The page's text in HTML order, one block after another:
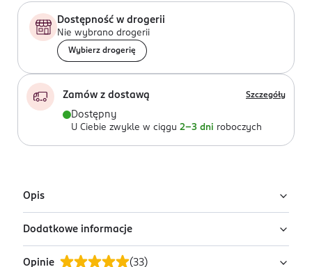
Dostępność w drogerii
Nie wybrano drogerii
Wybierz drogerię
Zamów z dostawą Szczegóły
Dostępny
U Ciebie zwykle w ciągu 2-3 dni roboczych
Opis
Uwaga: wysyłamy losowy wariant!
Produkt występuje w różnych wariantach i pakowany
Dodatkowe informacje
Opinie (33)